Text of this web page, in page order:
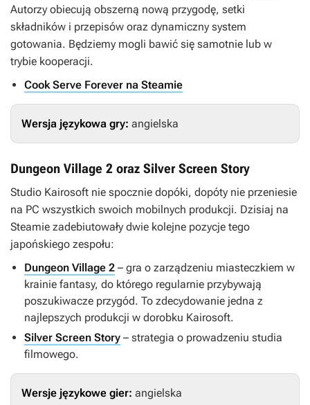
Autorzy obiecują obszerną nową przygodę, setki
składników i przepisów oraz dynamiczny system
gotowania. Będziemy mogli bawić się samotnie lub w
trybie kooperacji.
Cook Serve Forever na Steamie
Wersja językowa gry: angielska
Dungeon Village 2 oraz Silver Screen Story
Studio Kairosoft nie spocznie dopóki, dopóty nie przeniesie
na PC wszystkich swoich mobilnych produkcji. Dzisiaj na
Steamie zadebiutowały dwie kolejne pozycje tego
japońskiego zespołu:
Dungeon Village 2 – gra o zarządzeniu miasteczkiem w
krainie fantasy, do którego regularnie przybywają
poszukiwacze przygód. To zdecydowanie jedna z
najlepszych produkcji w dorobku Kairosoft.
Silver Screen Story – strategia o prowadzeniu studia
filmowego.
Wersje językowe gier: angielska